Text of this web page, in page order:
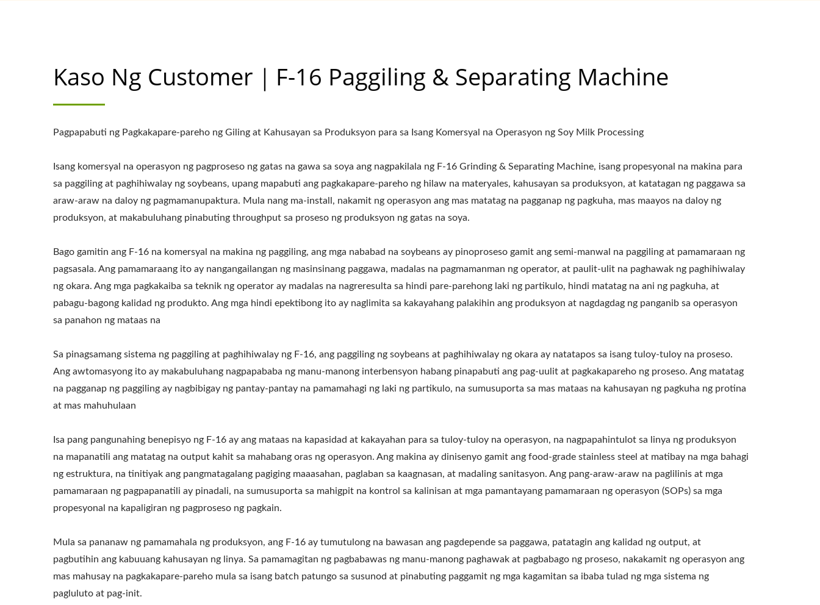
Kaso Ng Customer｜F-16 Paggiling & Separating Machine
Pagpapabuti ng Pagkakapare-pareho ng Giling at Kahusayan sa Produksyon para sa Isang Komersyal na Operasyon ng Soy Milk Processing
Isang komersyal na operasyon ng pagproseso ng gatas na gawa sa soya ang nagpakilala ng F-16 Grinding & Separating Machine, isang propesyonal na makina para
sa paggiling at paghihiwalay ng soybeans, upang mapabuti ang pagkakapare-pareho ng hilaw na materyales, kahusayan sa produksyon, at katatagan ng paggawa sa
araw-araw na daloy ng pagmamanupaktura. Mula nang ma-install, nakamit ng operasyon ang mas matatag na pagganap ng pagkuha, mas maayos na daloy ng
produksyon, at makabuluhang pinabuting throughput sa proseso ng produksyon ng gatas na soya.
Bago gamitin ang F-16 na komersyal na makina ng paggiling, ang mga nababad na soybeans ay pinoproseso gamit ang semi-manwal na paggiling at pamamaraan ng
pagsasala. Ang pamamaraang ito ay nangangailangan ng masinsinang paggawa, madalas na pagmamanman ng operator, at paulit-ulit na paghawak ng paghihiwalay
ng okara. Ang mga pagkakaiba sa teknik ng operator ay madalas na nagreresulta sa hindi pare-parehong laki ng partikulo, hindi matatag na ani ng pagkuha, at
pabagu-bagong kalidad ng produkto. Ang mga hindi epektibong ito ay naglimita sa kakayahang palakihin ang produksyon at nagdagdag ng panganib sa operasyon
sa panahon ng mataas na
Sa pinagsamang sistema ng paggiling at paghihiwalay ng F-16, ang paggiling ng soybeans at paghihiwalay ng okara ay natatapos sa isang tuloy-tuloy na proseso.
Ang awtomasyong ito ay makabuluhang nagpapababa ng manu-manong interbensyon habang pinapabuti ang pag-uulit at pagkakapareho ng proseso. Ang matatag
na pagganap ng paggiling ay nagbibigay ng pantay-pantay na pamamahagi ng laki ng partikulo, na sumusuporta sa mas mataas na kahusayan ng pagkuha ng protina
at mas mahuhulaan
Isa pang pangunahing benepisyo ng F-16 ay ang mataas na kapasidad at kakayahan para sa tuloy-tuloy na operasyon, na nagpapahintulot sa linya ng produksyon
na mapanatili ang matatag na output kahit sa mahabang oras ng operasyon. Ang makina ay dinisenyo gamit ang food-grade stainless steel at matibay na mga bahagi
ng estruktura, na tinitiyak ang pangmatagalang pagiging maaasahan, paglaban sa kaagnasan, at madaling sanitasyon. Ang pang-araw-araw na paglilinis at mga
pamamaraan ng pagpapanatili ay pinadali, na sumusuporta sa mahigpit na kontrol sa kalinisan at mga pamantayang pamamaraan ng operasyon (SOPs) sa mga
propesyonal na kapaligiran ng pagproseso ng pagkain.
Mula sa pananaw ng pamamahala ng produksyon, ang F-16 ay tumutulong na bawasan ang pagdepende sa paggawa, patatagin ang kalidad ng output, at
pagbutihin ang kabuuang kahusayan ng linya. Sa pamamagitan ng pagbabawas ng manu-manong paghawak at pagbabago ng proseso, nakakamit ng operasyon ang
mas mahusay na pagkakapare-pareho mula sa isang batch patungo sa susunod at pinabuting paggamit ng mga kagamitan sa ibaba tulad ng mga sistema ng
pagluluto at pag-init.